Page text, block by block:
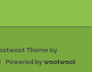
Theme by
Powered by wootwoot